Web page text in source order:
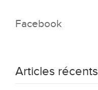
Facebook
Articles récents